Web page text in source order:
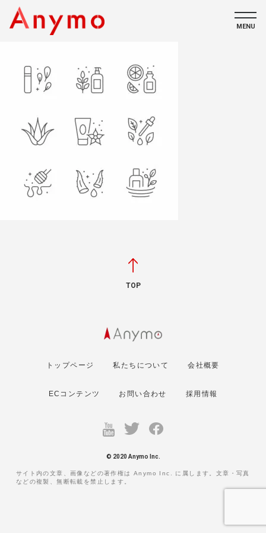
私たちについて
ECコンテンツ
採用情報
MENU
TOP
トップページ 私たちについて 会社概要
ECコンテンツ お問い合わせ 採用情報
© 2020 Anymo Inc.
サイト内の文章、画像などの著作権は Anymo Inc. に属します。文章・写真
などの複製、無断転載を禁止します。